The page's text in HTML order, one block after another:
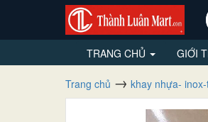
TRANG CHỦ GIỚI
Trang chủ khay nhựa-